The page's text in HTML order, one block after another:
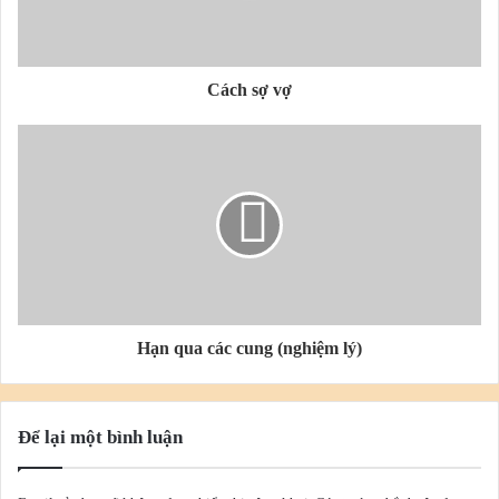
cung Tật Ách của họ có Thiên Đồng không đắc địa hoặc hãm.
Nếu Tử-Vi thủ Mệnh thì Thiên Đồng bao giờ cũng ở cung Tật
nếu không có Tuần Triệt. Duy, người bị Tuần-Triệt tại Mệnh thì
mặt lại không mụn! Nói chung những người Mệnh Kim, Hỏa, và
Thổ, mà gặp phải Tử Vi ở các cung như Tí, Ngọ, Dần Thân thì
b. Thiên Phủ: thường thì tướng người đậm, hơi có thịt, đầy đặn,
Cách sợ vợ
Hạn qua các cung (nghiệm lý)
Để lại một bình luận